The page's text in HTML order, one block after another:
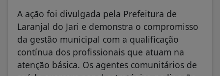
A ação foi divulgada pela Prefeitura de
Laranjal do Jari e demonstra o compromisso
da gestão municipal com a qualificação
contínua dos profissionais que atuam na
atenção básica. Os agentes comunitários de